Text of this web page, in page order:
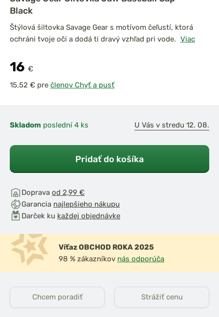
Black
Štýlová šiltovka Savage Gear s motívom čeľustí, ktorá
ochráni tvoje oči a dodá ti dravý vzhľad pri vode. Viac
16 €
pre členov Chyť a pusť
Skladom poslední 4 ks U Vás v stredu 12. 08.
Pridať do košíka
Doprava od 2,99 €
Garancia najlepšieho nákupu
Darček ku každej objednávke
Víťaz OBCHOD ROKA 2025
98 % zákazníkov nás odporúča
Chcem poradiť Strážiť cenu